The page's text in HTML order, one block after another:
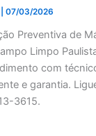
|07/03/2026
Preventiva de
Limpo
com
e garantia.
3615.